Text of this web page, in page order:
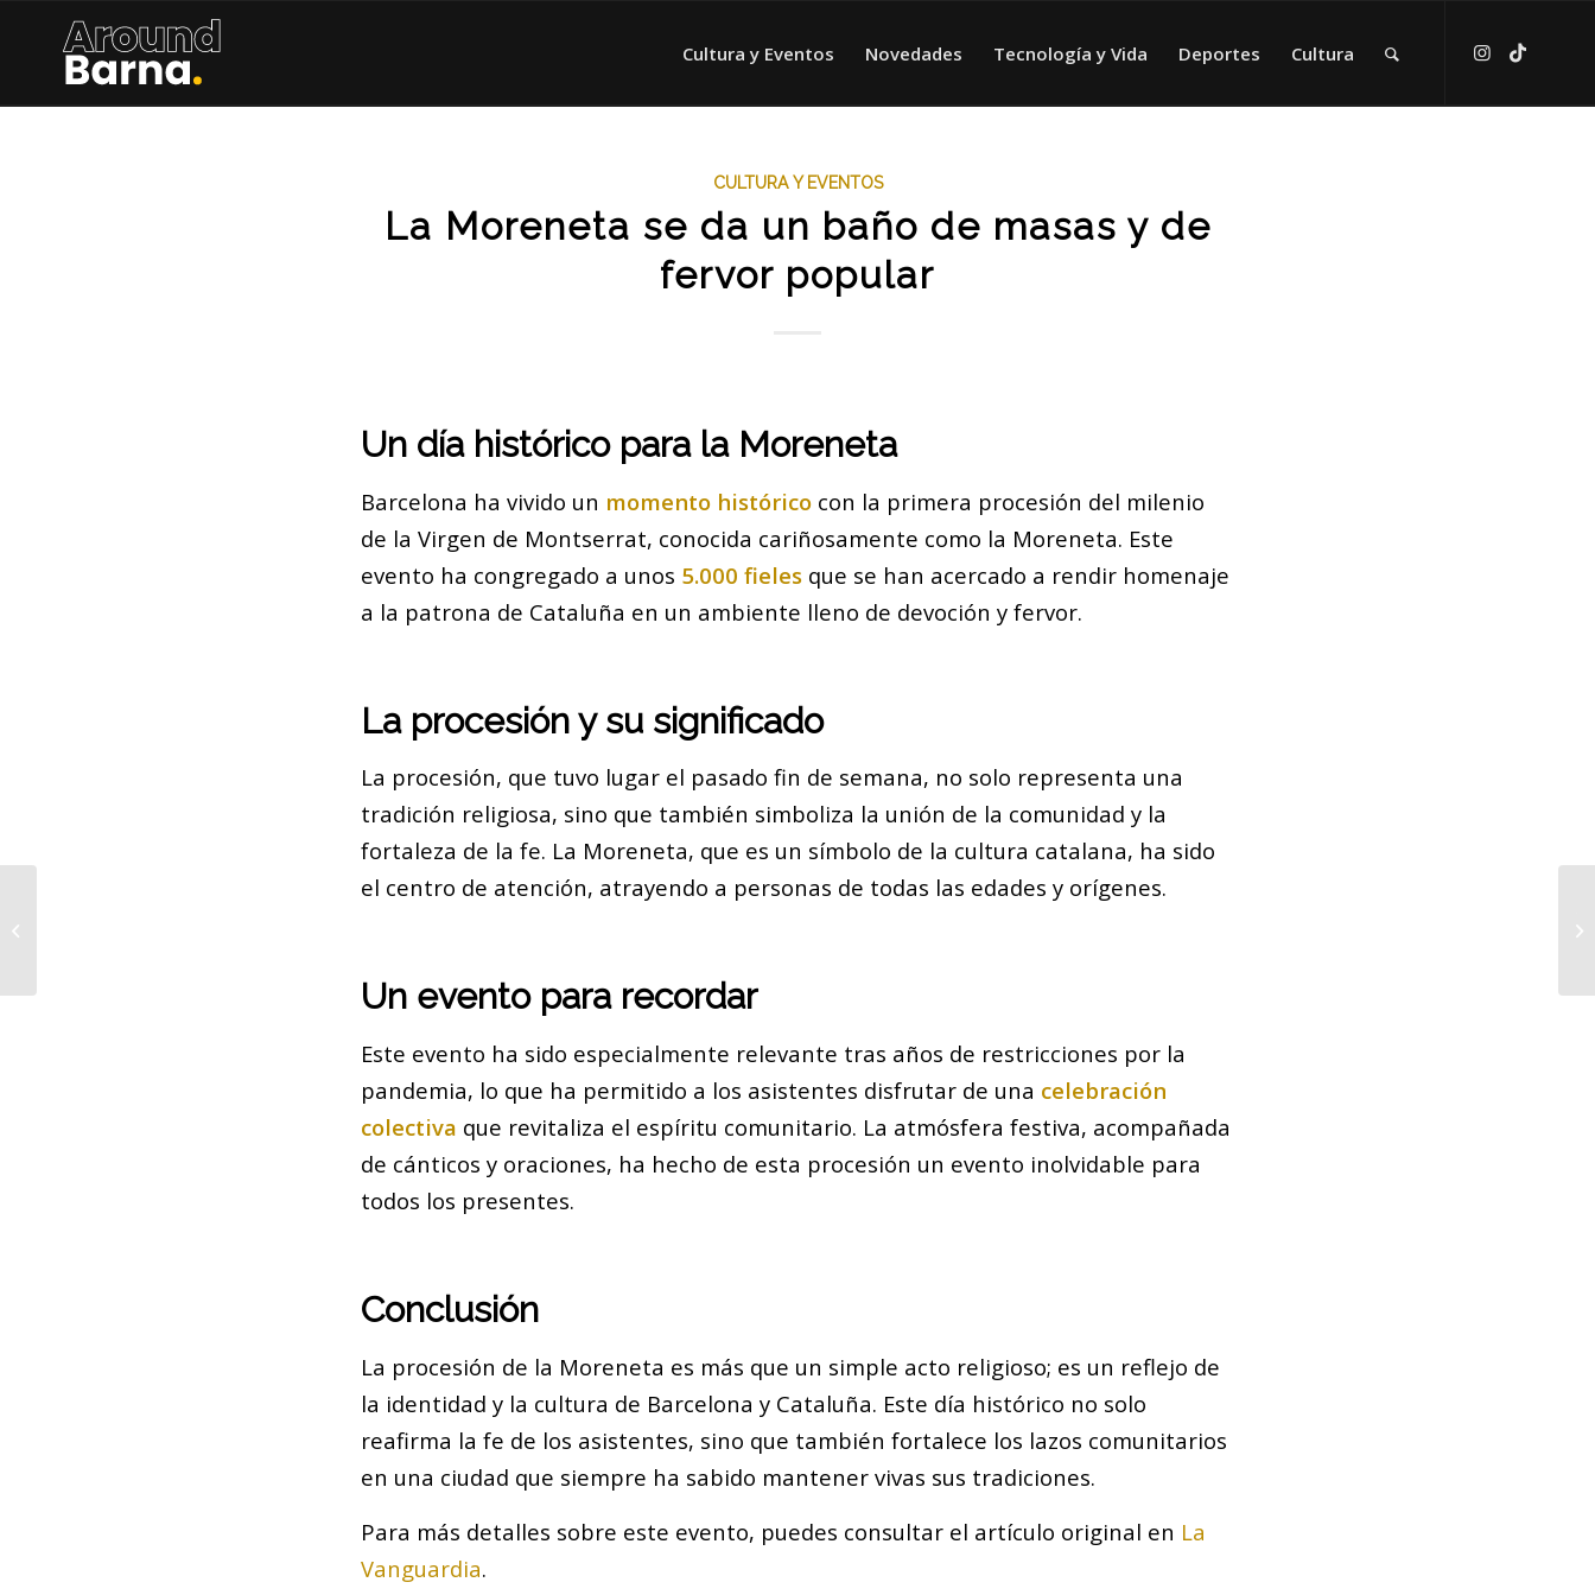
Cultura y Eventos Novedades Tecnología y Vida Deportes Cultura
CULTURA Y EVENTOS
La Moreneta se da un baño de masas y de
fervor popular
Un día histórico para la Moreneta
Barcelona ha vivido un momento histórico con la primera procesión del milenio
de la Virgen de Montserrat, conocida cariñosamente como la Moreneta. Este
evento ha congregado a unos 5.000 fieles que se han acercado a rendir homenaje
a la patrona de Cataluña en un ambiente lleno de devoción y fervor.
La procesión y su significado
La procesión, que tuvo lugar el pasado fin de semana, no solo representa una
tradición religiosa, sino que también simboliza la unión de la comunidad y la
fortaleza de la fe. La Moreneta, que es un símbolo de la cultura catalana, ha sido
el centro de atención, atrayendo a personas de todas las edades y orígenes.
Un evento para recordar
Este evento ha sido especialmente relevante tras años de restricciones por la
pandemia, lo que ha permitido a los asistentes disfrutar de una celebración
colectiva que revitaliza el espíritu comunitario. La atmósfera festiva, acompañada
de cánticos y oraciones, ha hecho de esta procesión un evento inolvidable para
todos los presentes.
Conclusión
La procesión de la Moreneta es más que un simple acto religioso; es un reflejo de
la identidad y la cultura de Barcelona y Cataluña. Este día histórico no solo
reafirma la fe de los asistentes, sino que también fortalece los lazos comunitarios
en una ciudad que siempre ha sabido mantener vivas sus tradiciones.
Para más detalles sobre este evento, puedes consultar el artículo original en La
Vanguardia.